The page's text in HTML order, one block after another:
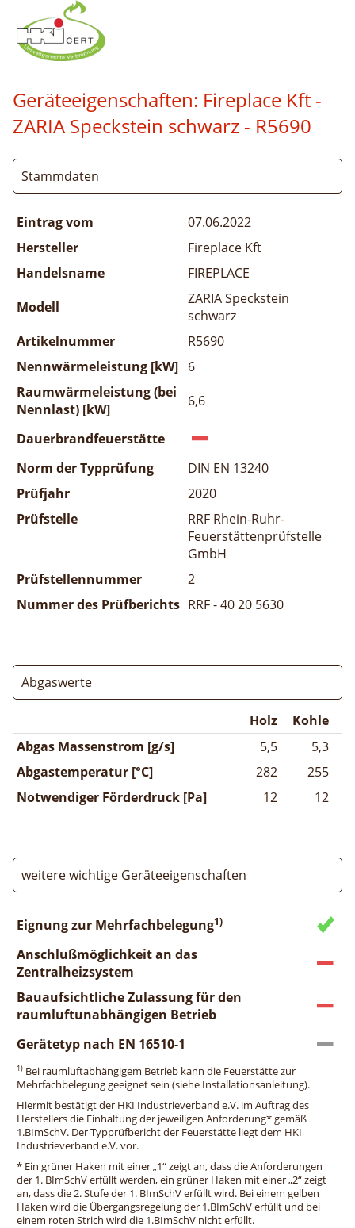
Geräteeigenschaften: Fireplace Kft -
ZARIA Speckstein schwarz - R5690
Stammdaten
Eintrag vom
07.06.2022
Hersteller
Fireplace Kft
Handelsname
FIREPLACE
Modell
ZARIA Speckstein
schwarz
Artikelnummer
R5690
Nennwärmeleistung [kW] 6
Raumwärmeleistung (bei
Nennlast) [kW]
6,6
Dauerbrandfeuerstätte
Norm der Typprüfung
DIN EN 13240
Prüfjahr
2020
Prüfstelle
RRF Rhein-Ruhr-
Feuerstättenprüfstelle
GmbH
Prüfstellennummer
2
Nummer des Prüfberichts RRF - 40 20 5630
Abgaswerte
Holz
Kohle
Abgas Massenstrom [g/s]
5,5
5,3
Abgastemperatur [°C]
282
255
Notwendiger Förderdruck [Pa]
12 12
weitere wichtige Geräteeigenschaften
Eignung zur Mehrfachbelegung1)
Anschlußmöglichkeit an das
Zentralheizsystem
Bauaufsichtliche Zulassung für den
raumluftunabhängigen Betrieb
Gerätetyp nach EN 16510-1
1) Bei raumluftabhängigem Betrieb kann die Feuerstätte zur
Mehrfachbelegung geeignet sein (siehe Installationsanleitung).
Hiermit bestätigt der HKI Industrieverband e.V. im Auftrag des
Herstellers die Einhaltung der jeweiligen Anforderung* gemäß
1.BImSchV. Der Typprüfbericht der Feuerstätte liegt dem HKI
Industrieverband e.V. vor.
* Ein grüner Haken mit einer „1“ zeigt an, dass die Anforderungen
der 1. BImSchV erfüllt werden, ein grüner Haken mit einer „2“ zeigt
an, dass die 2. Stufe der 1. BImSchV erfüllt wird. Bei einem gelben
Haken wird die Übergangsregelung der 1.BImSchV erfüllt und bei
einem roten Strich wird die 1.BImSchV nicht erfüllt.